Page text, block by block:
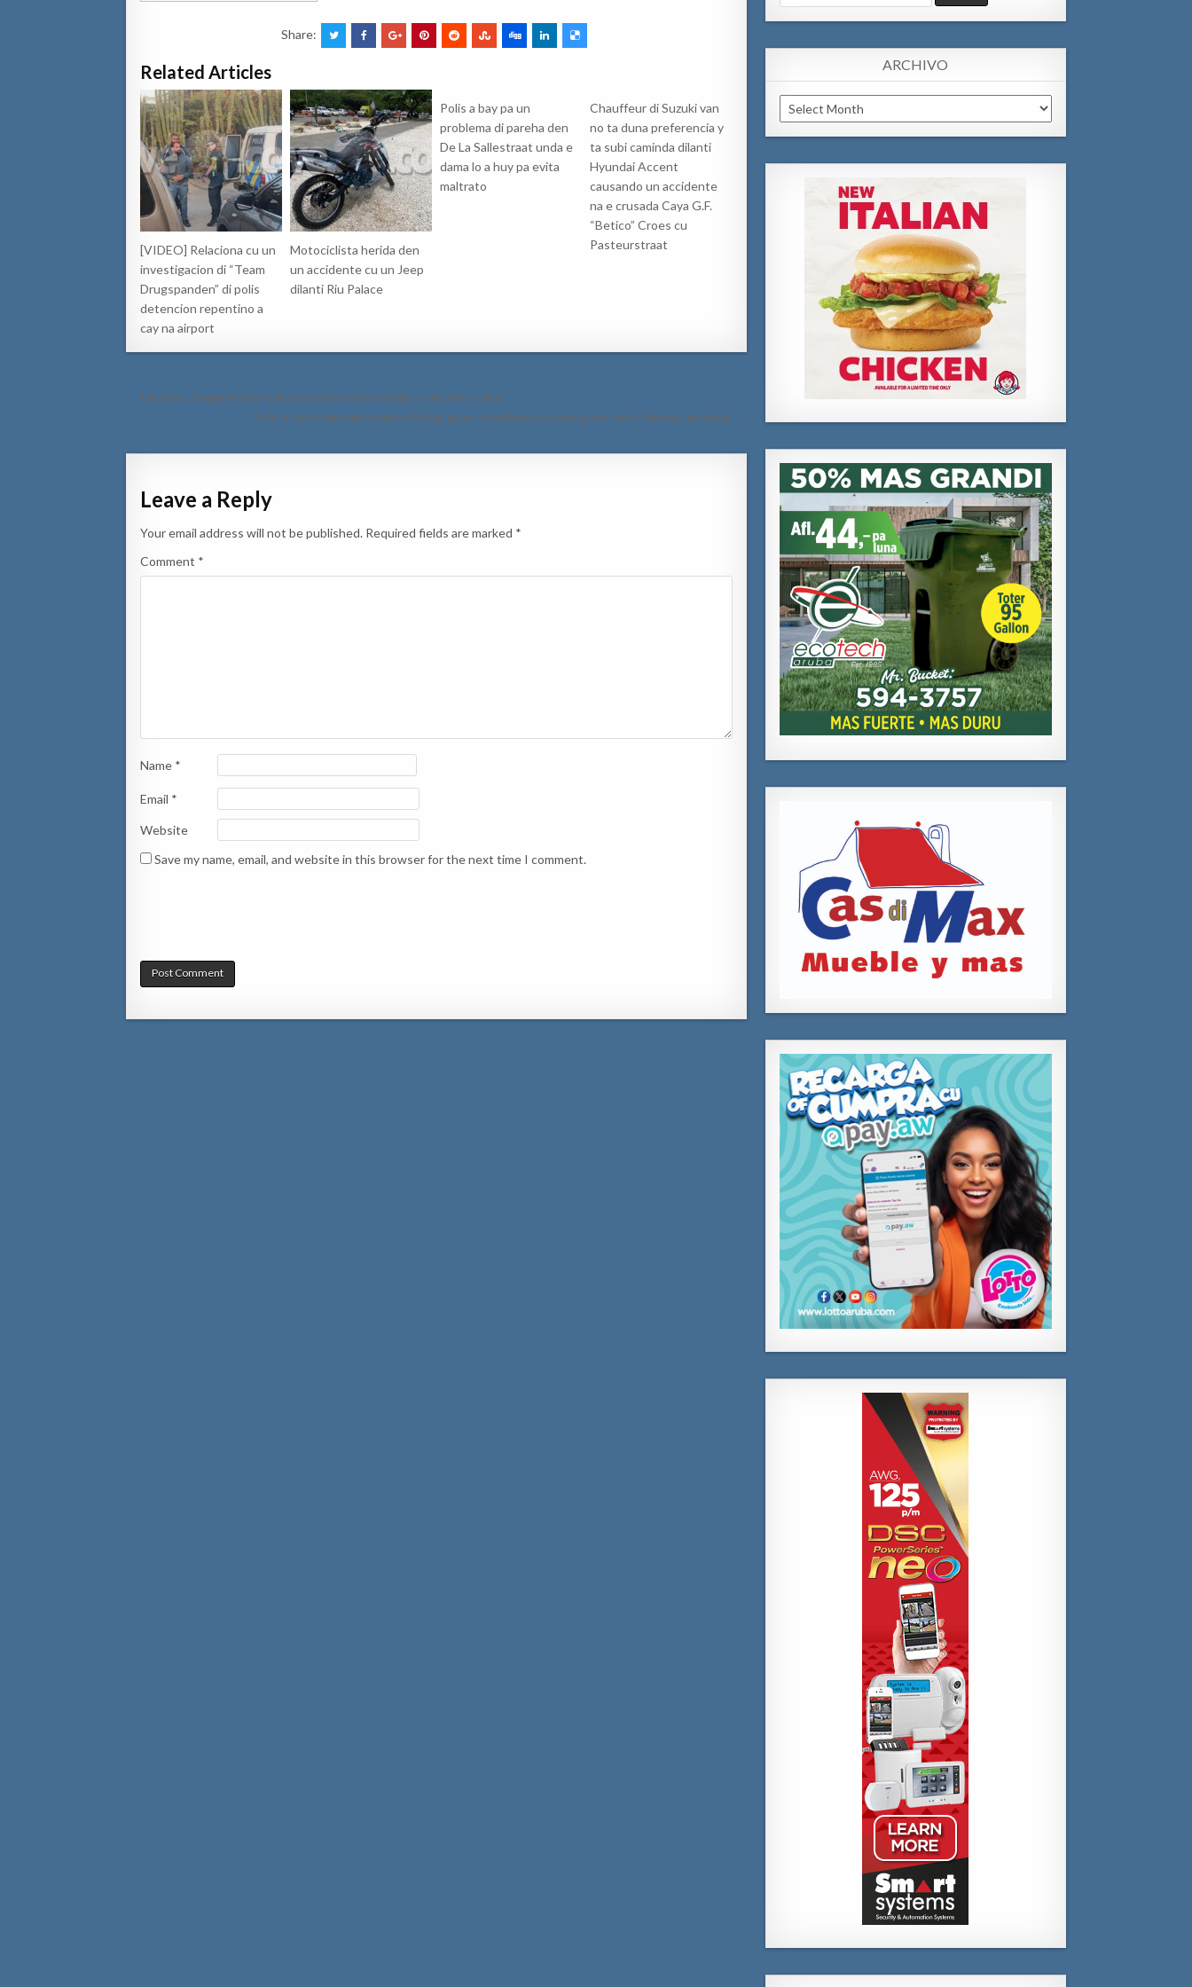
Share:
Related Articles
[VIDEO] Relaciona cu un
investigacion di “Team
Drugspanden” di polis
detencion repentino a
cay na airport
Motociclista herida den
un accidente cu un Jeep
dilanti Riu Palace
Polis a bay pa un
problema di pareha den
De La Sallestraat unda e
dama lo a huy pa evita
maltrato
Chauffeur di Suzuki van
no ta duna preferencia y
ta subi caminda dilanti
Hyundai Accent
causando un accidente
na e crusada Caya G.F.
“Betico” Croes cu
Pasteurstraat
Post
← Opinion: Degeneracion di comunidad of moralidad y respet a caba?
Polis a bay intermedia entre bisinja pa un problema tocante placa den Driemasterstraat →
Leave a Reply
Your email address will not be published. Required fields are marked *
Comment *
Name *
Email *
Website
Save my name, email, and website in this browser for the next time I comment.
for:
ARCHIVO
Archivo